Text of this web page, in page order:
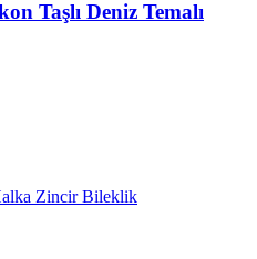
Taşlı Deniz Temalı